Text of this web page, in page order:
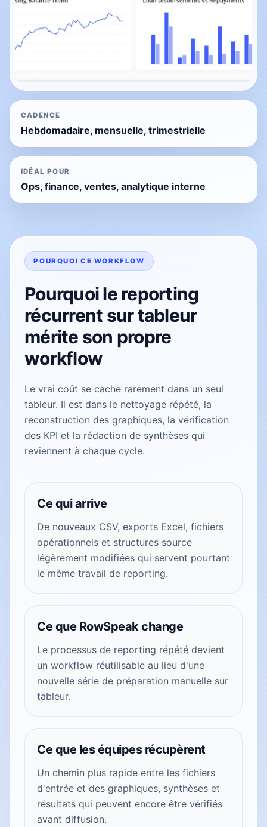
CADENCE
Hebdomadaire, mensuelle, trimestrielle
IDÉAL POUR
Ops, finance, ventes, analytique interne
POURQUOI CE WORKFLOW
Pourquoi le reporting
récurrent sur tableur
mérite son propre
workflow
Le vrai coût se cache rarement dans un seul
tableur. Il est dans le nettoyage répété, la
reconstruction des graphiques, la vérification
des KPI et la rédaction de synthèses qui
reviennent à chaque cycle.
Ce qui arrive
De nouveaux CSV, exports Excel, fichiers
opérationnels et structures source
légèrement modifiées qui servent pourtant
le même travail de reporting.
Ce que RowSpeak change
Le processus de reporting répété devient
un workflow réutilisable au lieu d'une
nouvelle série de préparation manuelle sur
tableur.
Ce que les équipes récupèrent
Un chemin plus rapide entre les fichiers
d'entrée et des graphiques, synthèses et
résultats qui peuvent encore être vérifiés
avant diffusion.